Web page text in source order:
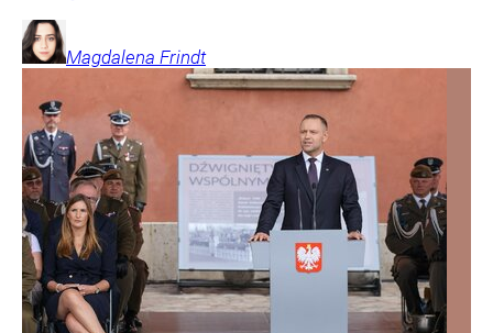
Magdalena Frindt